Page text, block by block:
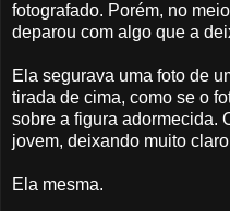
fotografado. Porém, no
deparou com algo que a
Ela segurava uma foto de
tirada de cima, como se o
sobre a figura adormecida.
jovem, deixando muito
Ela mesma.